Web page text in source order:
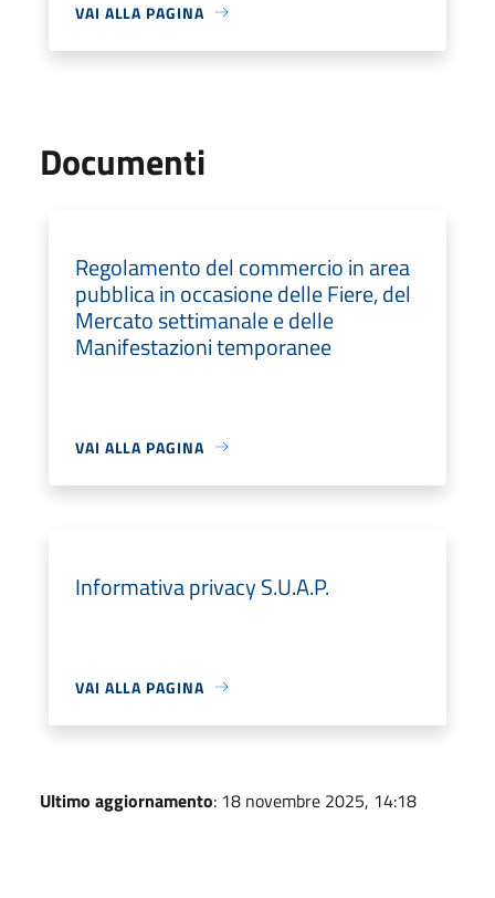
VAI ALLA PAGINA
Documenti
Regolamento del commercio in area
pubblica in occasione delle Fiere, del
Mercato settimanale e delle
Manifestazioni temporanee
VAI ALLA PAGINA
Informativa privacy S.U.A.P.
VAI ALLA PAGINA
Ultimo aggiornamento: 18 novembre 2025, 14:18